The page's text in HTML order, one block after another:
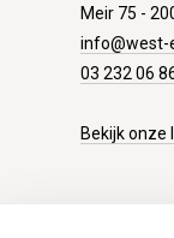
Meir 75 -
info@west-
03 232 06
Bekijk onze